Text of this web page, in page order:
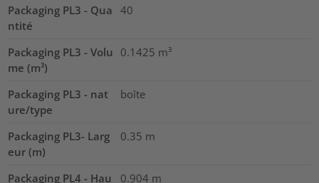
Packaging PL3 - Qua
ntité
40
Packaging PL3 - Volu
me (m³)
0.1425 m³
Packaging PL3 - nat
ure/type
boîte
Packaging PL3- Larg
eur (m)
0.35 m
Packaging PL4 - Hau
0.904 m